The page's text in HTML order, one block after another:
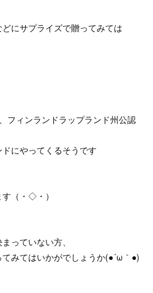
にサプライズで贈ってみては
フィンランドラップランド州公認
にやってくるそうです
（・◇・）ゞ
っていない方、
みてはいかがでしょうか(●´ω｀●)